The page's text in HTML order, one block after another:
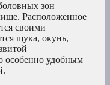
зон
Расположенное
своими
щука, окунь,
особенно удобным